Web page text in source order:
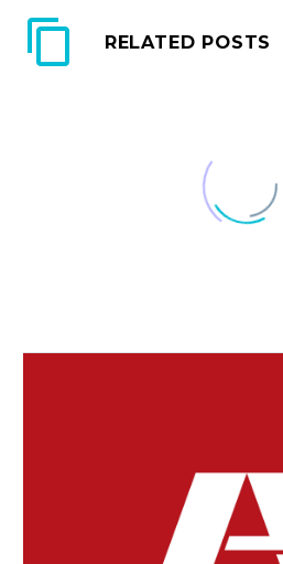
RELATED POSTS
26 7月 2022
ワサビで胃腸回復
ワサビの辛み成分は、
ピロリ菌をやっつけ
22 3月 2016
脳の働きを良くする